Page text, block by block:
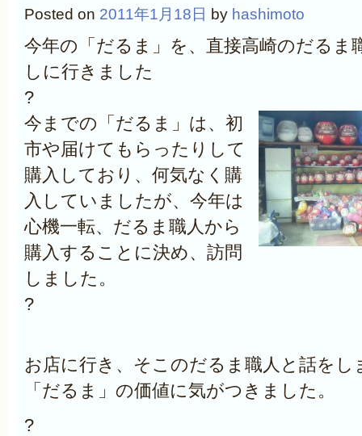
Posted on 2011年1月18日 by hashimoto
今年の「だるま」を、直接高崎のだるま
しに行きました
?
今までの「だるま」は、初
市や届けてもらったりして
購入しており、何気なく購
入していましたが、今年は
心機一転、だるま職人から
購入することに決め、訪問
しました。
?
お店に行き、そこのだるま職人と話をし
「だるま」の価値に気がつきました。
?